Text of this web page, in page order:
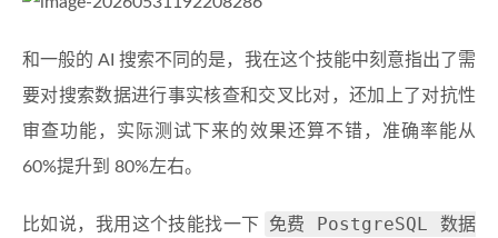
和一般的 AI 搜索不同的是，我在这个技能中刻意指出了需
要对搜索数据进行事实核查和交叉比对，还加上了对抗性
审查功能，实际测试下来的效果还算不错，准确率能从
60%提升到 80%左右。
比如说，我用这个技能找一下
免费 PostgreSQL 数据